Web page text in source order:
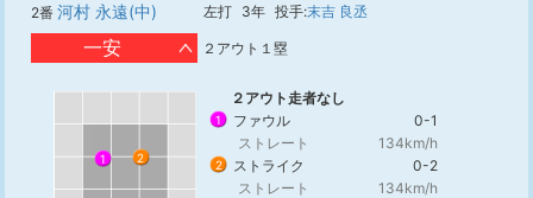
2番 河村 永遠(中) 左打 3年 投手:末吉 良丞
一安 ２アウト１塁
1 2
２アウト走者なし
1 ファウル
0-1
ストレート
134km/h
2 ストライク
0-2
ストレート
134km/h